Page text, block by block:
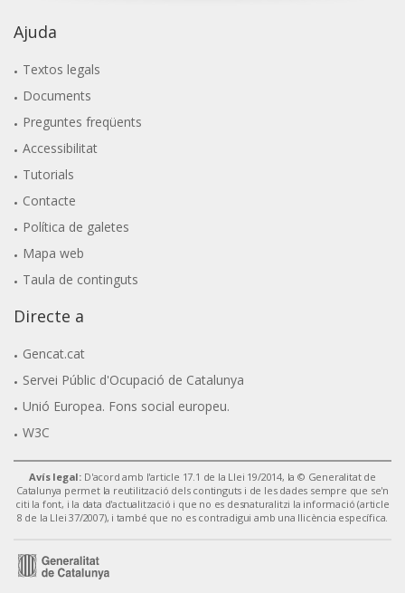
Ajuda
Textos legals
Documents
Preguntes freqüents
Accessibilitat
Tutorials
Contacte
Política de galetes
Mapa web
Taula de continguts
Directe a
Gencat.cat
Servei Públic d'Ocupació de Catalunya
Unió Europea. Fons social europeu.
W3C
Avís legal: D'acord amb l'article 17.1 de la Llei 19/2014, la © Generalitat de
Catalunya permet la reutilització dels continguts i de les dades sempre que se'n
citi la font, i la data d'actualització i que no es desnaturalitzi la informació (article
8 de la Llei 37/2007), i també que no es contradigui amb una llicència específica.